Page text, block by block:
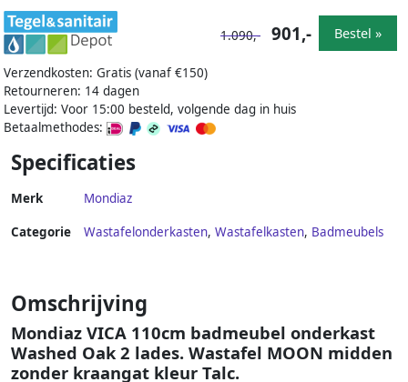
Verzendkosten: Gratis (vanaf €150)
Retourneren: 14 dagen
Levertijd: Voor 15:00 besteld, volgende dag in huis
Betaalmethodes:
1.090,- 901,- Bestel »
Specificaties
Merk Mondiaz
Categorie Wastafelonderkasten, Wastafelkasten, Badmeubels
Omschrijving
Mondiaz VICA 110cm badmeubel onderkast
Washed Oak 2 lades. Wastafel MOON midden
zonder kraangat kleur Talc.